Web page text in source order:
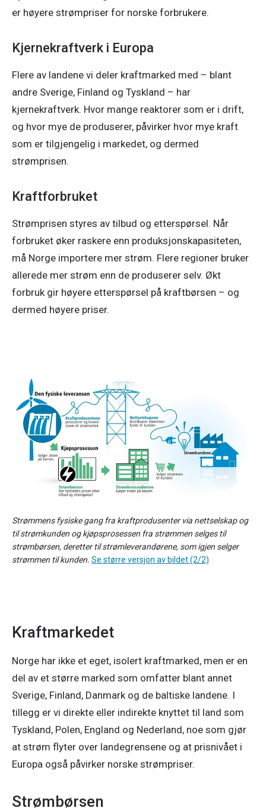
er høyere strømpriser for norske forbrukere.
Kjernekraftverk i Europa
Flere av landene vi deler kraftmarked med – blant
andre Sverige, Finland og Tyskland – har
kjernekraftverk. Hvor mange reaktorer som er i drift,
og hvor mye de produserer, påvirker hvor mye kraft
som er tilgjengelig i markedet, og dermed
strømprisen.
Kraftforbruket
Strømprisen styres av tilbud og etterspørsel. Når
forbruket øker raskere enn produksjonskapasiteten,
må Norge importere mer strøm. Flere regioner bruker
allerede mer strøm enn de produserer selv. Økt
forbruk gir høyere etterspørsel på kraftbørsen – og
dermed høyere priser.
Strømmens fysiske gang fra kraftprodusenter via nettselskap og
til strømkunden og kjøpsprosessen fra strømmen selges til
strømbørsen, deretter til strømleverandørene, som igjen selger
strømmen til kunden. Se større versjon av bildet (2/2)
Kraftmarkedet
Norge har ikke et eget, isolert kraftmarked, men er en
del av et større marked som omfatter blant annet
Sverige, Finland, Danmark og de baltiske landene. I
tillegg er vi direkte eller indirekte knyttet til land som
Tyskland, Polen, England og Nederland, noe som gjør
at strøm flyter over landegrensene og at prisnivået i
Europa også påvirker norske strømpriser.
Strømbørsen